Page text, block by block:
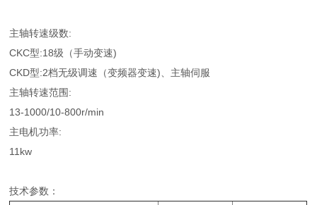
主轴转速级数:
CKC型:18级（手动变速)
CKD型:2档无级调速（变频器变速)、主轴伺服
主轴转速范围:
13-1000/10-800r/min
主电机功率:
11kw
技术参数：